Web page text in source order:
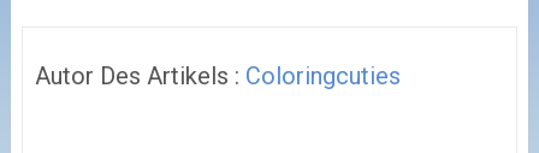
Autor Des Artikels : Coloringcuties